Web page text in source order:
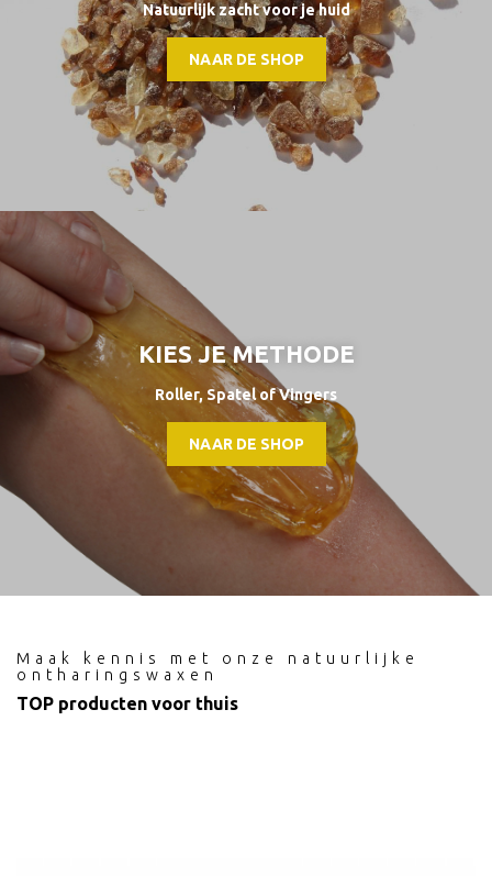
Natuurlijk zacht voor je huid
NAAR DE SHOP
KIES JE METHODE
Roller, Spatel of Vingers
NAAR DE SHOP
Maak kennis met onze natuurlijke
ontharingswaxen
TOP producten voor thuis